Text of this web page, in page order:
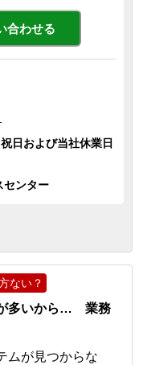
合わせる
日および当社休業日
センター
ない？
多いから… 業務
ムが見つからな